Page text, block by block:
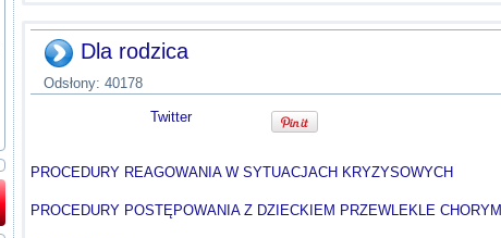
Dla rodzica
Odsłony: 40178
Twitter
PROCEDURY REAGOWANIA W SYTUACJACH KRYZYSOWYCH
PROCEDURY POSTĘPOWANIA Z DZIECKIEM PRZEWLEKLE CHORYM